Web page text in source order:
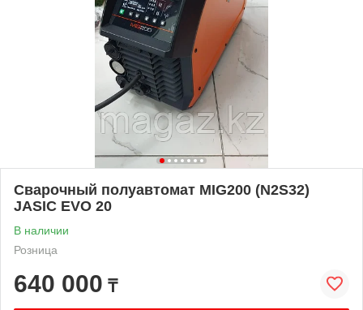
Сварочный полуавтомат MIG200 (N2S32)
JASIC EVO 20
В наличии
Розница
640 000 ₸